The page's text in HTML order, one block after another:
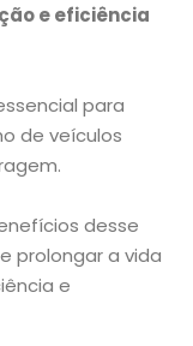
e eficiência
para
de veículos
desse
prolongar a vida
e